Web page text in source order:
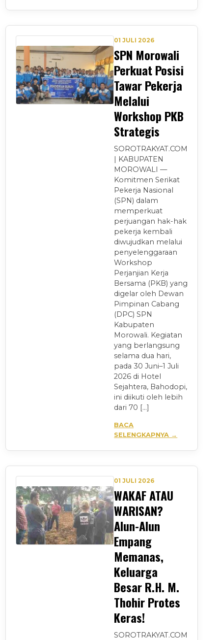
01 JULI 2026
SPN Morowali
Perkuat Posisi
Tawar Pekerja
Melalui
Workshop PKB
Strategis
SOROTRAKYAT.COM
| KABUPATEN
MOROWALI —
Komitmen Serikat
Pekerja Nasional
(SPN) dalam
memperkuat
perjuangan hak-hak
pekerja kembali
diwujudkan melalui
penyelenggaraan
Workshop
Perjanjian Kerja
Bersama (PKB) yang
digelar oleh Dewan
Pimpinan Cabang
(DPC) SPN
Kabupaten
Morowali. Kegiatan
yang berlangsung
selama dua hari,
pada 30 Juni–1 Juli
2026 di Hotel
Sejahtera, Bahodopi,
ini diikuti oleh lebih
dari 70 […]
BACA
SELENGKAPNYA →
01 JULI 2026
WAKAF ATAU
WARISAN?
Alun-Alun
Empang
Memanas,
Keluarga
Besar R.H. M.
Thohir Protes
Keras!
SOROTRAKYAT.COM